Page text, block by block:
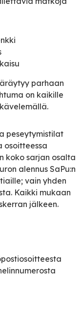
parhaan
on kaikille
peseytymistilat
osoitteessa
koko sarjan osalta
alennus SaPu:n
vain yhden
Kaikki mukaan
jälkeen.